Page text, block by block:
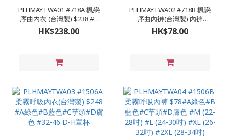
PLHMAYTWA01 #718A 楓戀
序曲內衣 (台灣製) $238 #A
楓葉紅色 #B粉色 #
32C~42C，32D~42D，
HK$238.00
PLHMAYTWA02 #718B 楓戀
序曲內褲(台灣製) 內褲
$78#A楓葉紅色 #B粉色
#M(22-28吋) #L (24-30吋)
HK$78.00